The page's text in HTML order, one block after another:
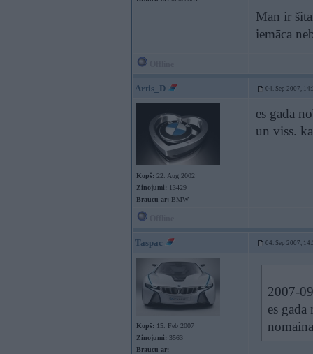
Man ir
iemāca
Artis_D 04. Sep 2007,
Kopš: 22. Aug 2002
Ziņojumi: 13429
Braucu ar: BMW
es gada
un viss.
Taspac 04. Sep 2007,
Kopš: 15. Feb 2007
Ziņojumi: 3563
Braucu ar:
2007-
es